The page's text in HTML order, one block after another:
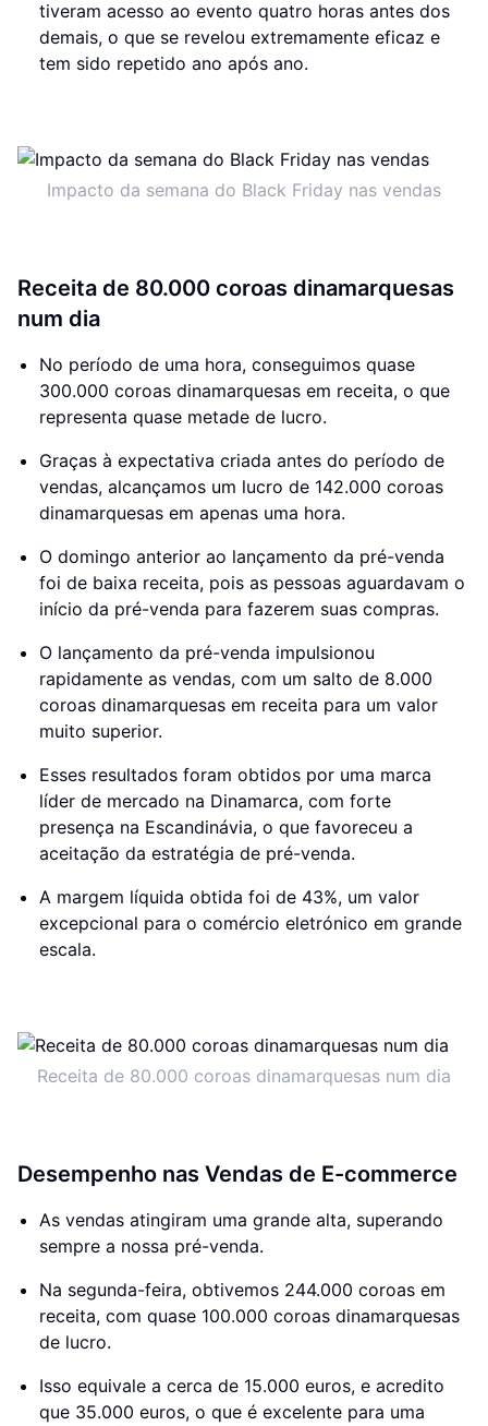
tiveram acesso ao evento quatro horas antes dos
demais, o que se revelou extremamente eficaz e
tem sido repetido ano após ano.
Impacto da semana do Black Friday nas vendas
Receita de 80.000 coroas dinamarquesas
num dia
No período de uma hora, conseguimos quase
300.000 coroas dinamarquesas em receita, o que
representa quase metade de lucro.
Graças à expectativa criada antes do período de
vendas, alcançamos um lucro de 142.000 coroas
dinamarquesas em apenas uma hora.
O domingo anterior ao lançamento da pré-venda
foi de baixa receita, pois as pessoas aguardavam o
início da pré-venda para fazerem suas compras.
O lançamento da pré-venda impulsionou
rapidamente as vendas, com um salto de 8.000
coroas dinamarquesas em receita para um valor
muito superior.
Esses resultados foram obtidos por uma marca
líder de mercado na Dinamarca, com forte
presença na Escandinávia, o que favoreceu a
aceitação da estratégia de pré-venda.
A margem líquida obtida foi de 43%, um valor
excepcional para o comércio eletrónico em grande
escala.
Receita de 80.000 coroas dinamarquesas num dia
Desempenho nas Vendas de E-commerce
As vendas atingiram uma grande alta, superando
sempre a nossa pré-venda.
Na segunda-feira, obtivemos 244.000 coroas em
receita, com quase 100.000 coroas dinamarquesas
de lucro.
Isso equivale a cerca de 15.000 euros, e acredito
que 35.000 euros, o que é excelente para uma